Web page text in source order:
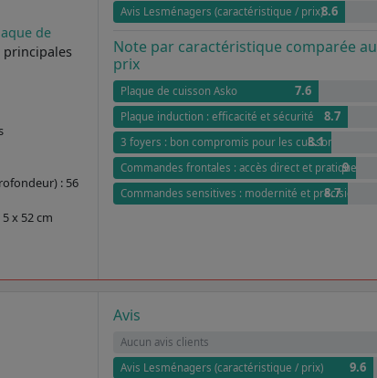
de
: 56
x 52 cm
Avis Lesménagers (caractéristique / prix)8.6
Note par caractéristique comparée au
prix
Plaque de cuisson Asko 7.6
Plaque induction : efficacité et sécurité 8.7
3 foyers : bon compromis pour les cuissons simples
8.1
Commandes frontales : accès direct et pratique
9
Commandes sensitives : modernité et précision
8.7
Avis
Aucun avis clients
Avis Lesménagers (caractéristique / prix)
9.6